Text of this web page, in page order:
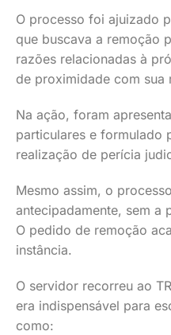
O processo foi ajuizado
que buscava a remoção
razões relacionadas à
de proximidade com
Na ação, foram
particulares e formulado
realização de perícia
Mesmo assim, o
antecipadamente, sem a
O pedido de remoção
instância.
O servidor recorreu ao
era indispensável para
como: